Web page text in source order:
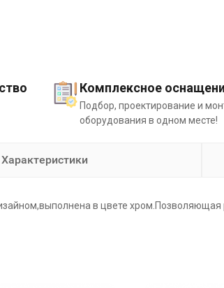
Комплексное
Подбор, проектирование и
оборудования в одном месте!
Характеристики
в цвете хром.Позволяющая